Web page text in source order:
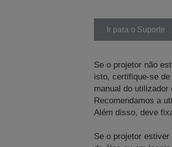
Ir para o Suporte
Se o projetor não
isto, certifique-se
manual do
Recomendamos a
Além disso, deve
Se o projetor estiver